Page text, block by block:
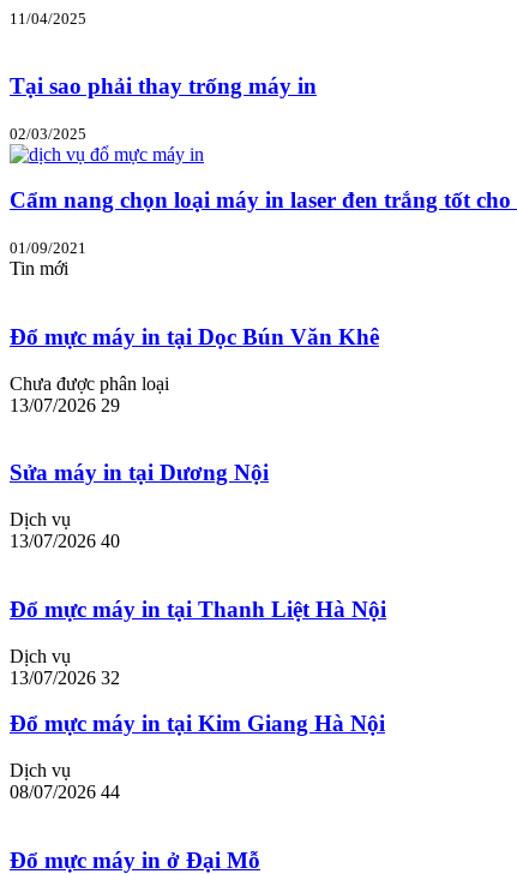
11/04/2025
Tại sao phải thay trống máy in
02/03/2025
Cẩm nang chọn loại máy in laser đen trắng tốt
01/09/2021
Tin mới
Đổ mực máy in tại Dọc Bún Văn Khê
Chưa được phân loại
13/07/2026 29
Sửa máy in tại Dương Nội
Dịch vụ
13/07/2026 40
Đổ mực máy in tại Thanh Liệt Hà Nội
Dịch vụ
13/07/2026 32
Đổ mực máy in tại Kim Giang Hà Nội
Dịch vụ
08/07/2026 44
Đổ mực máy in ở Đại Mỗ